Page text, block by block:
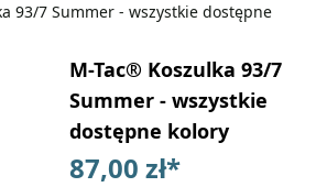
93/7 Summer - wszystkie dostępne
M-Tac® Koszulka 93/7
Summer - wszystkie
dostępne kolory
87,00 zł*